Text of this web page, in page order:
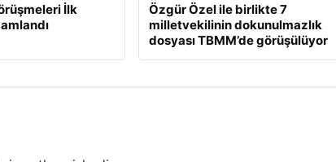
İlk
Özgür Özel ile birlikte 7
milletvekilinin dokunulmazlık
dosyası TBMM’de görüşülüyor